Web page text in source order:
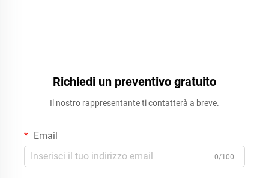
Richiedi un preventivo gratuito
Il nostro rappresentante ti contatterà a breve.
Email
0/100